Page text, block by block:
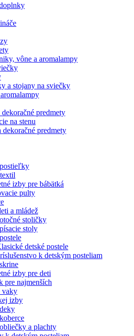
vône a aromalampy
a stojany na sviečky
predmety
na stenu
dekoračné predmety
izby pre bábätká
pulty
a mládež
stoličky
stoly
detské postele
k detským posteliam
izby pre deti
pre najmenších
vaky
izby
a plachty